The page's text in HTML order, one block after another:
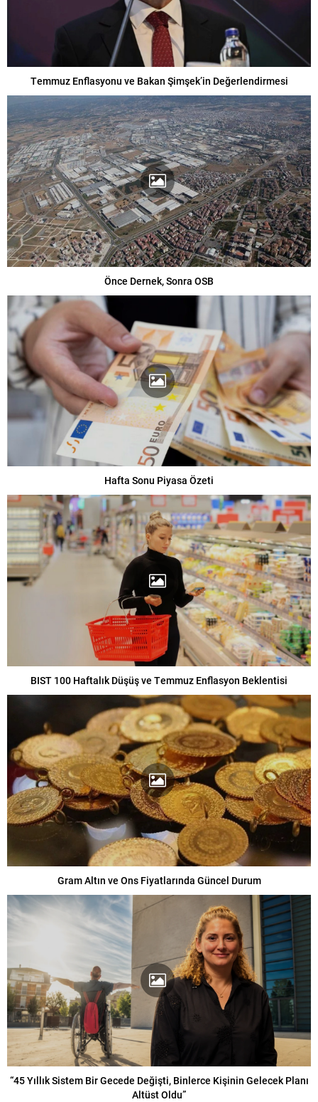
Temmuz Enflasyonu ve Bakan Şimşek’in Değerlendirmesi
Önce Dernek, Sonra OSB
Hafta Sonu Piyasa Özeti
BIST 100 Haftalık Düşüş ve Temmuz Enflasyon Beklentisi
Gram Altın ve Ons Fiyatlarında Güncel Durum
“45 Yıllık Sistem Bir Gecede Değişti, Binlerce Kişinin Gelecek Planı
Altüst Oldu”